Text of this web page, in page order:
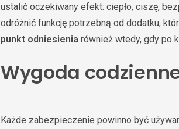
ustalić oczekiwany efekt: ciepło, ciszę,
odróżnić funkcję potrzebną od dodatku,
punkt odniesienia również wtedy, gdy po
Wygoda
Każde zabezpieczenie powinno być